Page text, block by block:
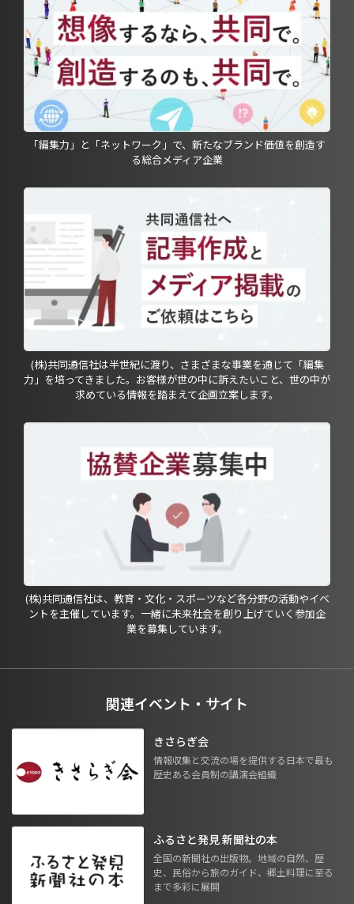
「編集力」と「ネットワーク」で、新たなブランド価値を創造す
る総合メディア企業
(株)共同通信社は半世紀に渡り、さまざまな事業を通じて「編集
力」を培ってきました。お客様が世の中に訴えたいこと、世の中が
求めている情報を踏まえて企画立案します。
(株)共同通信社は、教育・文化・スポーツなど各分野の活動やイベ
ントを主催しています。一緒に未来社会を創り上げていく参加企
業を募集しています。
関連イベント・サイト
きさらぎ会
情報収集と交流の場を提供する日本で最も
歴史ある会員制の講演会組織
ふるさと発見 新聞社の本
全国の新聞社の出版物。地域の自然、歴
史、民俗から旅のガイド、郷土料理に至る
まで多彩に展開